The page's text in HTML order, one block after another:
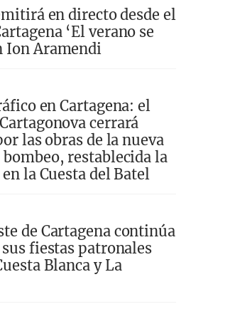
en directo desde el
‘El verano se
Ion Aramendi
en Cartagena: el
cerrará
las obras de la nueva
bombeo, restablecida la
la Cuesta del Batel
de Cartagena continúa
fiestas patronales
Blanca y La